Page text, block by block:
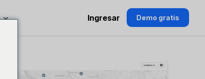
Ingresar Demo gratis